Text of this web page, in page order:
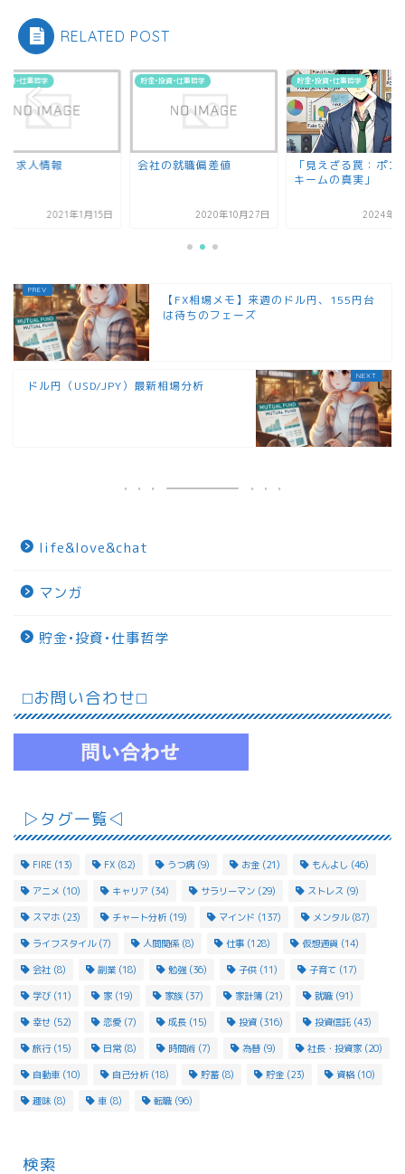
RELATED POST
資•仕事哲学
と求人情報
2021年1月15日
貯金•投資•仕事哲学
会社の就職偏差値
2020年10月27日
貯金•投資•仕事哲学
「見えざる罠：ポン
キームの真実」
2024年8
【FX相場メモ】来週のドル円、155円台
は待ちのフェーズ
ドル円（USD/JPY）最新相場分析
life&love&chat
マンガ
貯金•投資•仕事哲学
⬜︎お問い合わせ⬜︎
▷タグ一覧◁
FIRE (13) FX (82) うつ病 (9) お金 (21) もんよし (46)
アニメ (10) キャリア (34) サラリーマン (29) ストレス (9)
スマホ (23) チャート分析 (19) マインド (137) メンタル(87)
ライフスタイル(7) 人間関係 (8) 仕事 (128) 仮想通貨 (14)
会社 (8) 副業 (18) 勉強(36) 子供 (11) 子育て (17)
学び (11) 家 (19) 家族 (37) 家計簿 (21) 就職 (91)
幸せ (52) 恋愛 (7) 成長 (15) 投資 (316) 投資信託 (43)
旅行(15) 日常(8) 時間術 (7) 為替 (9) 社長・投資家 (20)
自動車 (10) 自己分析 (18) 貯蓄 (8) 貯金 (23) 資格(10)
趣味 (8) 車 (8) 転職 (96)
検索